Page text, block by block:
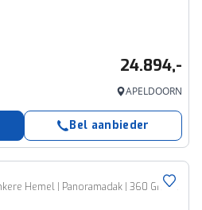
24.894,-
APELDOORN
Bel aanbieder
1.5 Plug-in Hybrid | PHEV | Donkere Hemel | Panoramadak | 360 Graden Camera | Parkeersensoren | Keyless Entry | Elektrische Achterklep | Elektrisch Verstelbare Stoel | LED Koplampen | Cruise Control Adaptief | Stoelverwarming | Navigatie | Apple Carplay | Android Auto